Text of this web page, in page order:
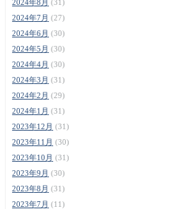
2024年8月 (31)
2024年7月 (27)
2024年6月 (30)
2024年5月 (30)
2024年4月 (30)
2024年3月 (31)
2024年2月 (29)
2024年1月 (31)
2023年12月 (31)
2023年11月 (30)
2023年10月 (31)
2023年9月 (30)
2023年8月 (31)
2023年7月 (11)